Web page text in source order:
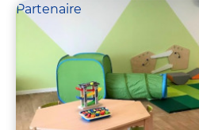
Partenaire